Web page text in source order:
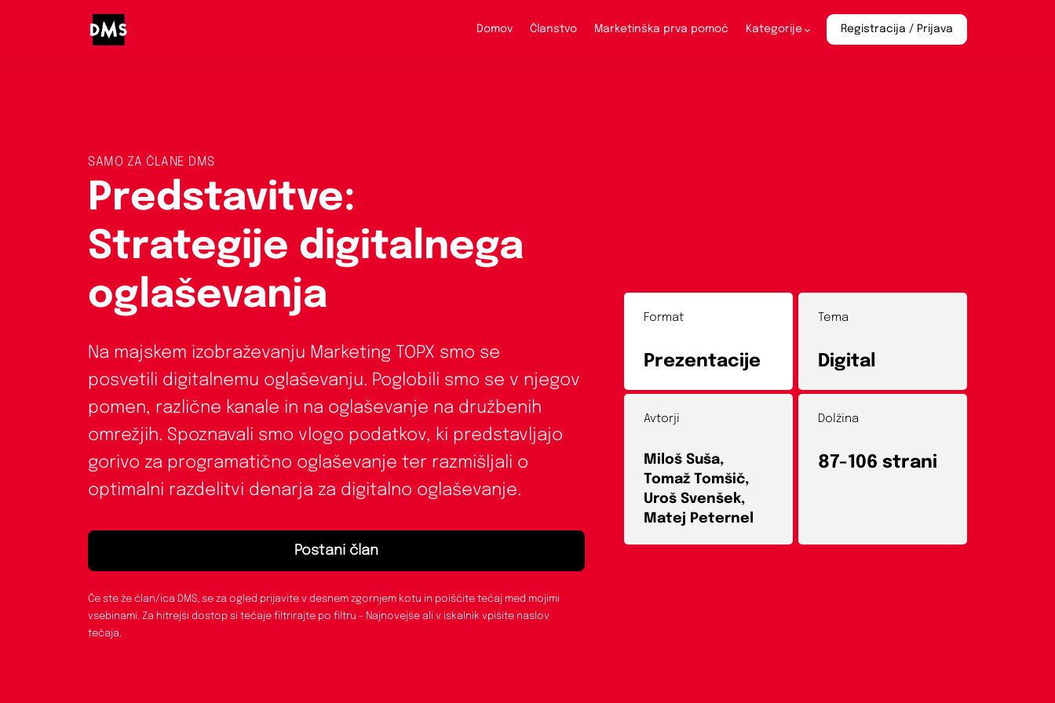
Domov Članstvo Marketinška prva pomoč Kategorije Registracija / Prijava
SAMO ZA ČLANE DMS
Predstavitve:
Strategije digitalnega
oglaševanja
Na majskem izobraževanju Marketing TOPX smo se
posvetili digitalnemu oglaševanju. Poglobili smo se v njegov
pomen, različne kanale in na oglaševanje na družbenih
omrežjih. Spoznavali smo vlogo podatkov, ki predstavljajo
gorivo za programatično oglaševanje ter razmišljali o
optimalni razdelitvi denarja za digitalno oglaševanje.
Postani član
Če ste že član/ica DMS, se za ogled prijavite v desnem zgornjem kotu in poiščite tečaj med mojimi
vsebinami. Za hitrejši dostop si tečaje filtrirajte po filtru - Najnovejše ali v iskalnik vpišite naslov
tečaja.
Format
Prezentacije
Tema
Digital
Avtorji
Miloš Suša,
Tomaž Tomšič,
Uroš Svenšek,
Matej Peternel
Dolžina
87-106 strani